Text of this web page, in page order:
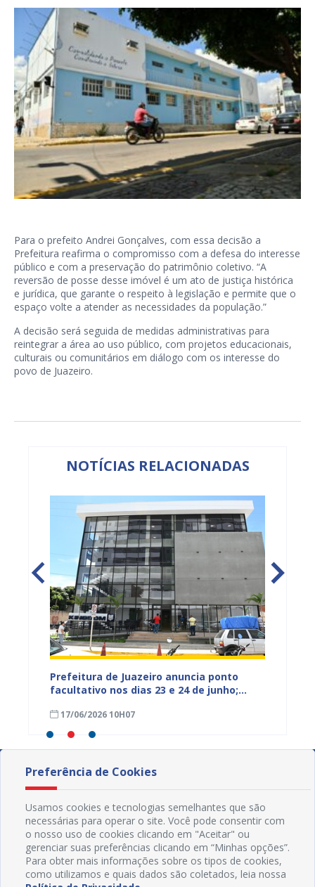
Para o prefeito Andrei Gonçalves, com essa decisão a
Prefeitura reafirma o compromisso com a defesa do interesse
público e com a preservação do patrimônio coletivo. “A
reversão de posse desse imóvel é um ato de justiça histórica
e jurídica, que garante o respeito à legislação e permite que o
espaço volte a atender as necessidades da população.”
A decisão será seguida de medidas administrativas para
reintegrar a área ao uso público, com projetos educacionais,
culturais ou comunitários em diálogo com os interesse do
povo de Juazeiro.
NOTÍCIAS RELACIONADAS
Prefeitura de Juazeiro anuncia ponto
facultativo nos dias 23 e 24 de junho;
17/06/2026 10H07
Preferência de Cookies
Usamos cookies e tecnologias semelhantes que são
necessárias para operar o site. Você pode consentir com
o nosso uso de cookies clicando em "Aceitar" ou
gerenciar suas preferências clicando em “Minhas opções”.
Para obter mais informações sobre os tipos de cookies,
como utilizamos e quais dados são coletados, leia nossa